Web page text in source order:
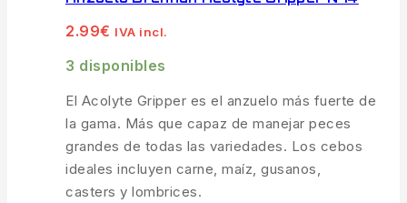
2.99€ IVA incl.
3 disponibles
El Acolyte Gripper es el anzuelo más fuerte de
la gama. Más que capaz de manejar peces
grandes de todas las variedades. Los cebos
ideales incluyen carne, maíz, gusanos,
casters y lombrices.